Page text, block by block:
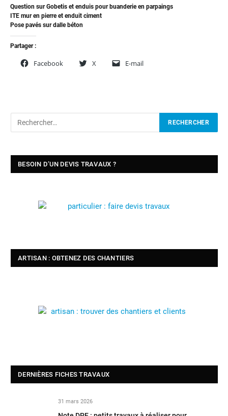
Question sur Gobetis et enduis pour buanderie en parpaings
ITE mur en pierre et enduit ciment
Pose pavés sur dalle béton
Partager :
Facebook X E-mail
BESOIN D’UN DEVIS TRAVAUX ?
ARTISAN : OBTENEZ DES CHANTIERS
DERNIÈRES FICHES TRAVAUX
31 mars 2026